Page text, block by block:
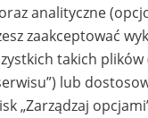
analityczne
zaakceptować
takich plików
lub
„Zarządzaj